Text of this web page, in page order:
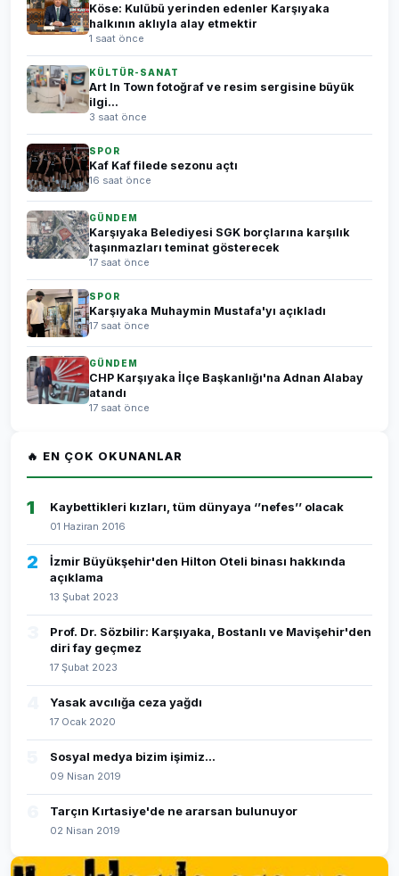
Köse: Kulübü yerinden edenler Karşıyaka
halkının aklıyla alay etmektir
1 saat önce
KÜLTÜR-SANAT
Art In Town fotoğraf ve resim sergisine büyük
ilgi...
3 saat önce
SPOR
Kaf Kaf filede sezonu açtı
16 saat önce
GÜNDEM
Karşıyaka Belediyesi SGK borçlarına karşılık
taşınmazları teminat gösterecek
17 saat önce
SPOR
Karşıyaka Muhaymin Mustafa'yı açıkladı
17 saat önce
GÜNDEM
CHP Karşıyaka İlçe Başkanlığı'na Adnan Alabay
atandı
17 saat önce
🔥 EN ÇOK OKUNANLAR
1 Kaybettikleri kızları, tüm dünyaya ‘’nefes’’ olacak
01 Haziran 2016
2
İzmir Büyükşehir'den Hilton Oteli binası hakkında
açıklama
13 Şubat 2023
Prof. Dr. Sözbilir: Karşıyaka, Bostanlı ve Mavişehir'den
diri fay geçmez
17 Şubat 2023
Yasak avcılığa ceza yağdı
17 Ocak 2020
Sosyal medya bizim işimiz...
09 Nisan 2019
Tarçın Kırtasiye'de ne ararsan bulunuyor
02 Nisan 2019